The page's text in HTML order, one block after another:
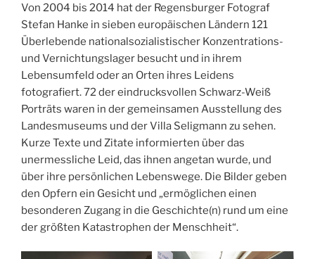
Von 2004 bis 2014 hat der Regensburger Fotograf
Stefan Hanke in sieben europäischen Ländern 121
Überlebende nationalsozialistischer Konzentrations-
und Vernichtungslager besucht und in ihrem
Lebensumfeld oder an Orten ihres Leidens
fotografiert. 72 der eindrucksvollen Schwarz-Weiß
Porträts waren in der gemeinsamen Ausstellung des
Landesmuseums und der Villa Seligmann zu sehen.
Kurze Texte und Zitate informierten über das
unermessliche Leid, das ihnen angetan wurde, und
über ihre persönlichen Lebenswege. Die Bilder geben
den Opfern ein Gesicht und „ermöglichen einen
besonderen Zugang in die Geschichte(n) rund um eine
der größten Katastrophen der Menschheit“.